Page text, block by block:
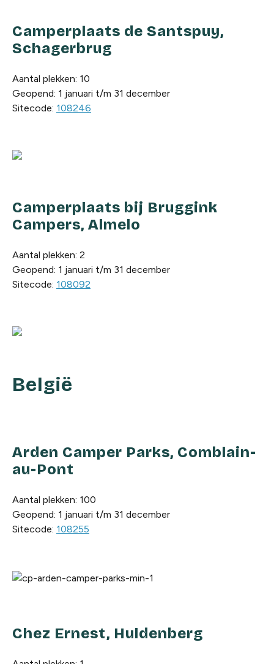
Camperplaats de Santspuy,
Schagerbrug
Aantal plekken: 10
Geopend: 1 januari t/m 31 december
Sitecode: 108246
Camperplaats bij Bruggink
Campers, Almelo
Aantal plekken: 2
Geopend: 1 januari t/m 31 december
Sitecode: 108092
België
Arden Camper Parks, Comblain-
au-Pont
Aantal plekken: 100
Geopend: 1 januari t/m 31 december
Sitecode: 108255
Chez Ernest, Huldenberg